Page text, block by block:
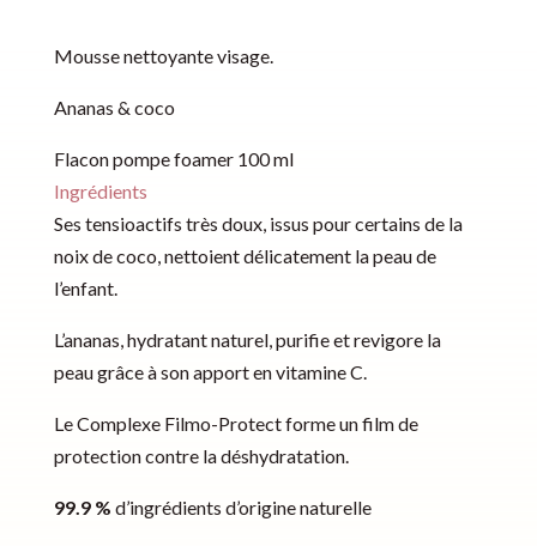
Mousse nettoyante visage.
Ananas & coco
Flacon pompe foamer 100 ml
Ingrédients
Ses tensioactifs très doux, issus pour certains de la
noix de coco, nettoient délicatement la peau de
l’enfant.
L’ananas, hydratant naturel, purifie et revigore la
peau grâce à son apport en vitamine C.
Le Complexe Filmo-Protect forme un film de
protection contre la déshydratation.
99.9 % d’ingrédients d’origine naturelle